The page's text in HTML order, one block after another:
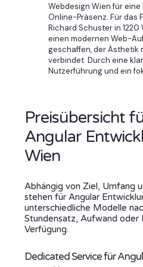
Webdesign Wien für
Online-Präsenz. Für das
Richard Schuster in 1220
einen modernen Web-
geschaffen, der Ästhetik
verbindet. Durch eine
Nutzerführung und ein
Preisübersicht
Angular
Wien
Abhängig von Ziel, Umfang
stehen für Angular
unterschiedliche Modelle
Stundensatz, Aufwand oder
Verfügung.
Dedicated Service für